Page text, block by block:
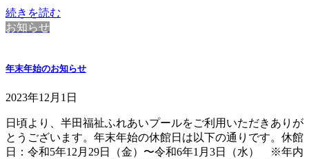
続きを読む
お知らせ
年末年始のお知らせ
2023年12月1日
日頃より、半田福祉ふれあいプールをご利用いただきありが
とうございます。年末年始の休館日は以下の通りです。休館
日：令和5年12月29日（金）〜令和6年1月3日（水） ※年内